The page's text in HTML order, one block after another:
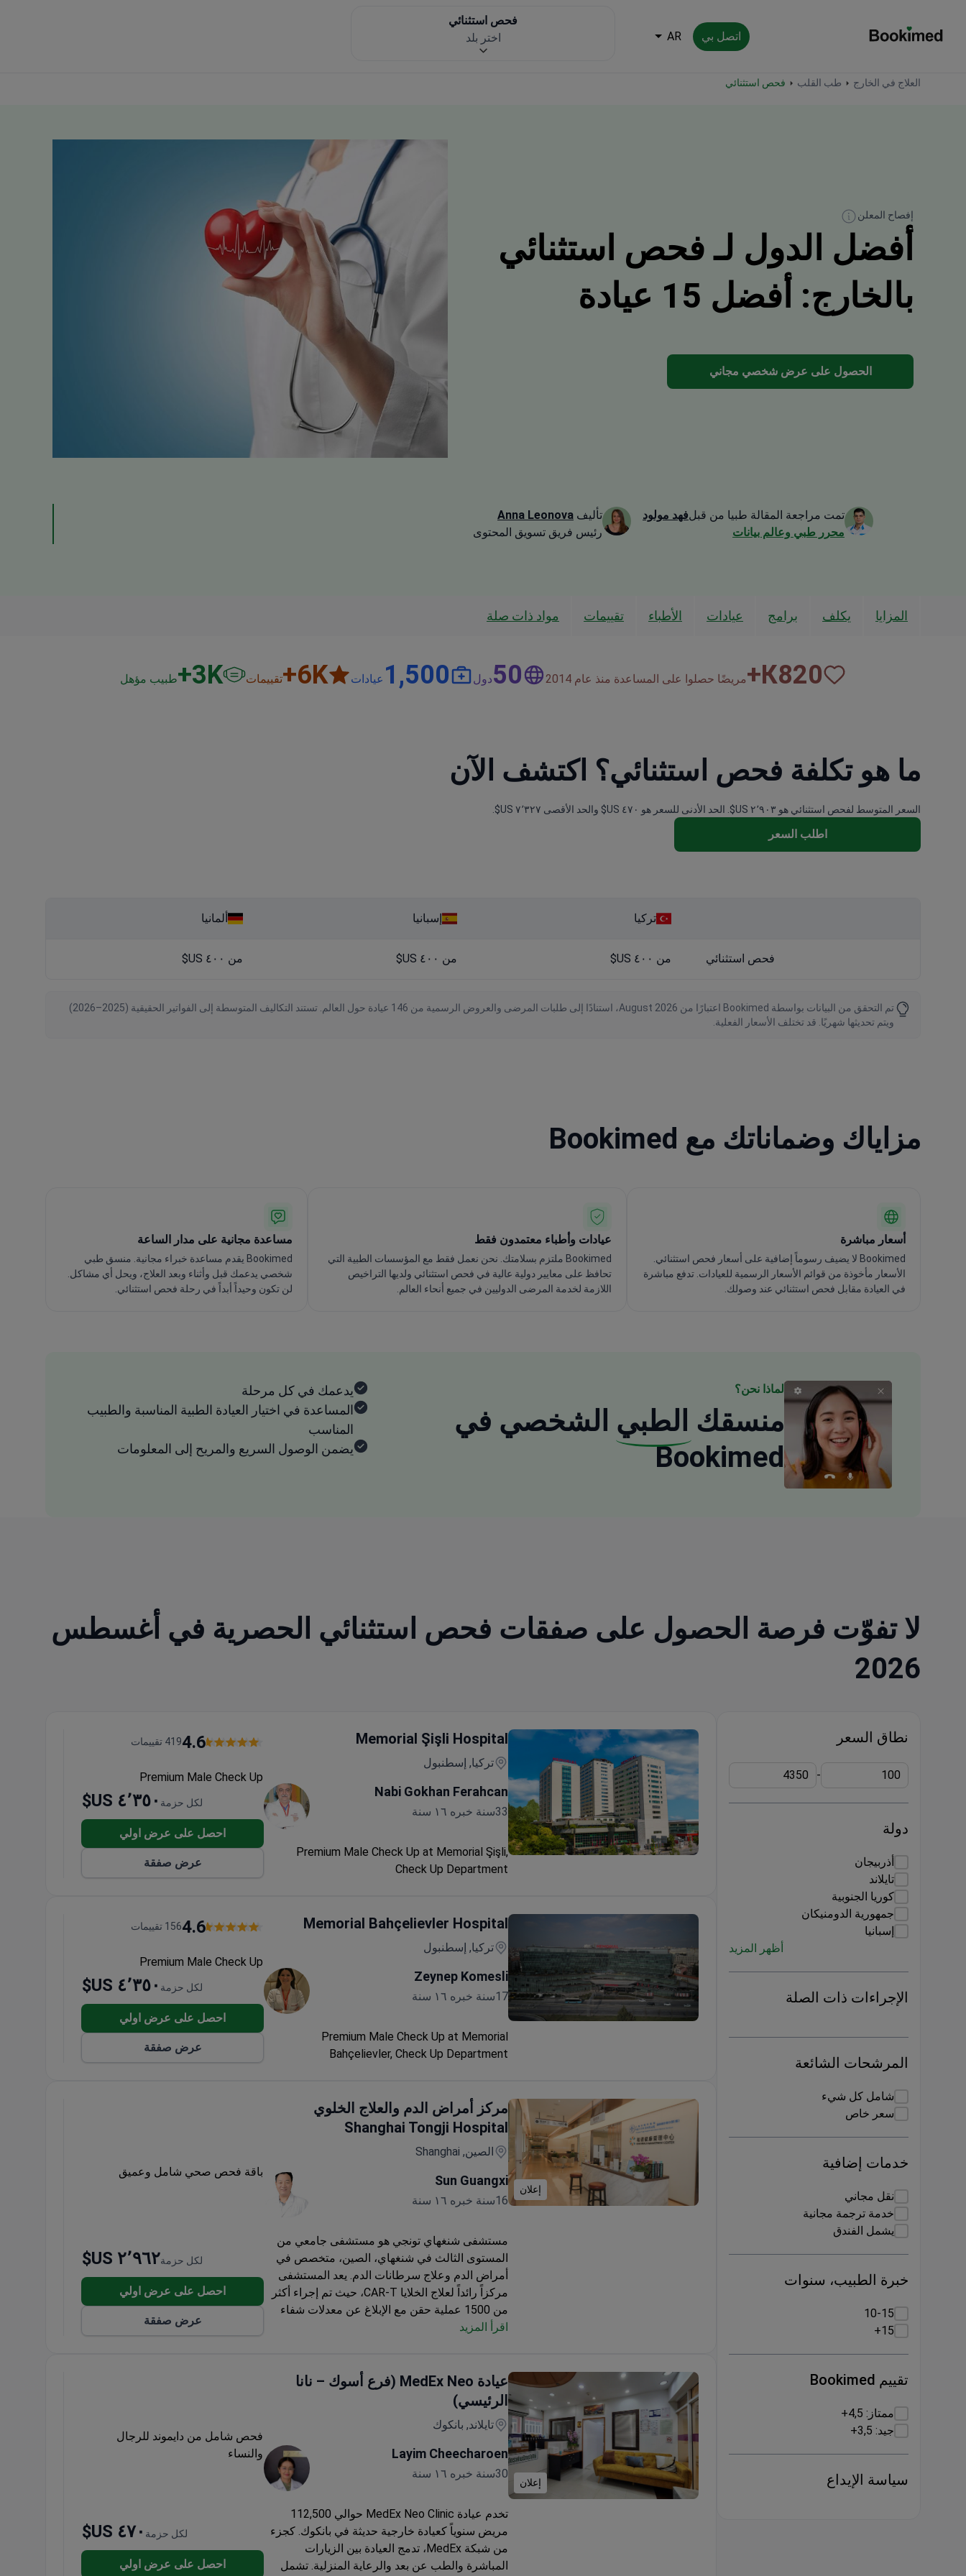
اتصل بي AR
العلاج في الخارج طب القلب فحص استثنائي
فحص استثنائي
اختر بلد
إفصاح المعلن
أفضل الدول لـ فحص استثنائي
بالخارج: أفضل 15 عيادة
الحصول على عرض شخصي مجاني
تمت مراجعة المقالة طبيا من قبلفهد مولود
محرر طبي وعالم بيانات
تأليف Anna Leonova
رئيس فريق تسويق المحتوى
المزايا يكلف برامج عيادات الأطباء تقييمات مواد ذات صلة
820
К+ مريضًا حصلوا على المساعدة منذ عام 2014 50دول 1,500 عيادات 6K+ تقييمات 3K+ طبيب مؤهل
ما هو تكلفة فحص استثنائي؟ اكتشف الآن
السعر المتوسط لفحص استثنائي هو ٢٬٩٠٣ US$. الحد الأدنى للسعر هو ٤٧٠ US$ والحد الأقصى ٧٬٣٢٧ US$.
اطلب السعر
تركيا إسبانيا ألمانيا
فحص استثنائي من ٤٠٠ US$ من ٤٠٠ US$ من ٤٠٠ US$
تم التحقق من البيانات بواسطة Bookimed اعتبارًا من August 2026، استنادًا إلى طلبات المرضى والعروض الرسمية من 146 عيادة حول العالم. تستند التكاليف المتوسطة إلى الفواتير الحقيقية (2025–2026)
ويتم تحديثها شهريًا. قد تختلف الأسعار الفعلية.
مزاياك وضماناتك مع Bookimed
أسعار مباشرة
Bookimed لا يضيف رسوماً إضافية على أسعار فحص استثنائي.
الأسعار مأخوذة من قوائم الأسعار الرسمية للعيادات. تدفع مباشرة
في العيادة مقابل فحص استثنائي عند وصولك.
عيادات وأطباء معتمدون فقط
Bookimed ملتزم بسلامتك. نحن نعمل فقط مع المؤسسات الطبية التي
تحافظ على معايير دولية عالية في فحص استثنائي ولديها التراخيص
اللازمة لخدمة المرضى الدوليين في جميع أنحاء العالم.
مساعدة مجانية على مدار الساعة
Bookimed يقدم مساعدة خبراء مجانية. منسق طبي
شخصي يدعمك قبل وأثناء وبعد العلاج، ويحل أي مشاكل.
لن تكون وحيداً أبداً في رحلة فحص استثنائي.
لماذا نحن؟
منسقك الطبي الشخصي في
Bookimed
يدعمك في كل مرحلة
المساعدة في اختيار العيادة الطبية المناسبة والطبيب
المناسب
يضمن الوصول السريع والمريح إلى المعلومات
لا تفوّت فرصة الحصول على صفقات فحص استثنائي الحصرية في أغسطس
2026
نطاق السعر
-
دولة
أذربيجان
تايلاند
كوريا الجنوبية
جمهورية الدومنيكان
إسبانيا
أظهر المزيد
الإجراءات ذات الصلة
المرشحات الشائعة
شامل كل شيء
سعر خاص
خدمات إضافية
نقل مجاني
خدمة ترجمة مجانية
يشمل الفندق
خبرة الطبيب، سنوات
10-15
15+
تقييم Bookimed
ممتاز: 4,5+
جيد: 3,5+
سياسة الإيداع
Memorial Şişli Hospital
تركيا, إسطنبول
Nabi Gokhan Ferahcan
33سنة خبره ١٦ سنة
Premium Male Check Up at Memorial Şişli,
Check Up Department
4.6419 تقييمات
Premium Male Check Up
لكل حزمة ٤٬٣٥٠ US$
احصل على عرض اولي
عرض صفقة
Memorial Bahçelievler Hospital
تركيا, إسطنبول
Zeynep Komesli
17سنة خبره ١٦ سنة
Premium Male Check Up at Memorial
Bahçelievler, Check Up Department
4.6156 تقييمات
Premium Male Check Up
لكل حزمة ٤٬٣٥٠ US$
احصل على عرض اولي
عرض صفقة
إعلان
مركز أمراض الدم والعلاج الخلوي
Shanghai Tongji Hospital
الصين, Shanghai
Sun Guangxi
16سنة خبره ١٦ سنة
مستشفى شنغهاي تونجي هو مستشفى جامعي من
المستوى الثالث في شنغهاي، الصين، متخصص في
أمراض الدم وعلاج سرطانات الدم. يعد المستشفى
مركزاً رائداً لعلاج الخلايا CAR-T، حيث تم إجراء أكثر
من 1500 عملية حقن مع الإبلاغ عن معدلات شفاء
عالية لدى مرضى الليمفوما. يوفر المستشفى
والليمفوما والورم النخاعي المتعدد.
اقرأ المزيد
باقة فحص صحي شامل وعميق
لكل حزمة٢٬٩٦٢ US$
احصل على عرض اولي
عرض صفقة
إعلان
عيادة MedEx Neo (فرع أسوك – نانا
الرئيسي)
تايلاند, بانكوك
Layim Cheecharoen
30سنة خبره ١٦ سنة
تخدم عيادة MedEx Neo Clinic حوالي 112,500
مريض سنوياً كعيادة خارجية حديثة في بانكوك. كجزء
من شبكة MedEx، تدمج العيادة بين الزيارات
المباشرة والطب عن بعد والرعاية المنزلية. تشمل
فحص شامل من دايموند للرجال
والنساء
لكل حزمة ٤٧٠ US$
احصل على عرض اولي